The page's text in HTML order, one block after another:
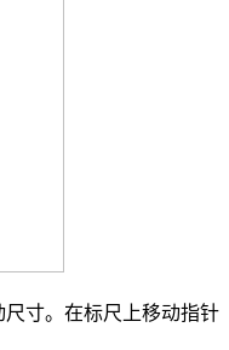
寸。在标尺上移动指针